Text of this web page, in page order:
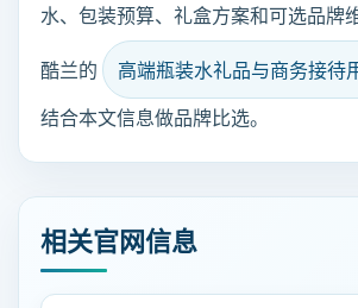
水、包装预算、礼盒方案和可选品牌
酷兰的
高端瓶装水礼品与商务接待
结合本文信息做品牌比选。
相关官网信息